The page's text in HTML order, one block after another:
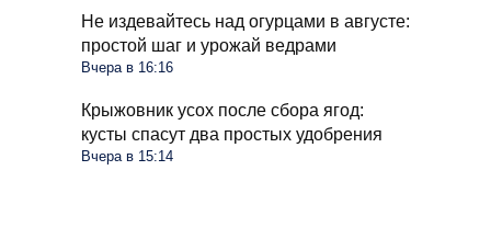
Не издевайтесь над огурцами в августе:
простой шаг и урожай ведрами
Вчера в 16:16
Крыжовник усох после сбора ягод:
кусты спасут два простых удобрения
Вчера в 15:14